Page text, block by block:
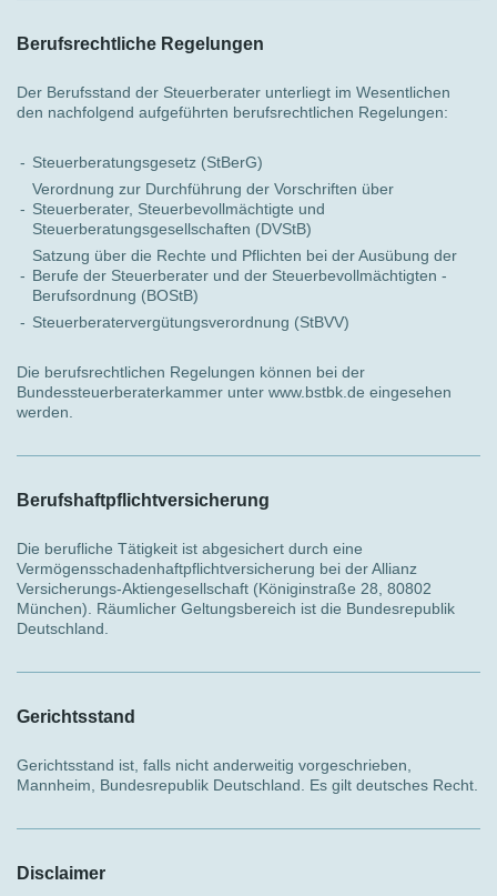
Berufsrechtliche Regelungen
Der Berufsstand der Steuerberater unterliegt im Wesentlichen
den nachfolgend aufgeführten berufsrechtlichen Regelungen:
- Steuerberatungsgesetz (StBerG)
-
Verordnung zur Durchführung der Vorschriften über
Steuerberater, Steuerbevollmächtigte und
Steuerberatungsgesellschaften (DVStB)
-
Satzung über die Rechte und Pflichten bei der Ausübung der
Berufe der Steuerberater und der Steuerbevollmächtigten -
Berufsordnung (BOStB)
- Steuerberatervergütungsverordnung (StBVV)
Die berufsrechtlichen Regelungen können bei der
Bundessteuerberaterkammer unter www.bstbk.de eingesehen
werden.
Berufshaftpflichtversicherung
Die berufliche Tätigkeit ist abgesichert durch eine
Vermögensschadenhaftpflichtversicherung bei der Allianz
Versicherungs-Aktiengesellschaft (Königinstraße 28, 80802
München). Räumlicher Geltungsbereich ist die Bundesrepublik
Deutschland.
Gerichtsstand
Gerichtsstand ist, falls nicht anderweitig vorgeschrieben,
Mannheim, Bundesrepublik Deutschland. Es gilt deutsches Recht.
Disclaimer